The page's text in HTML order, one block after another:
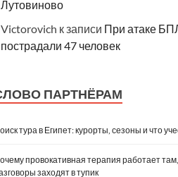
Лутовиново
Victorovich к записи При атаке
пострадали 47 человек
ПАРТНЁРАМ
тура в Египет: курорты, сезоны и что
провокативная терапия работает
заходят в тупик